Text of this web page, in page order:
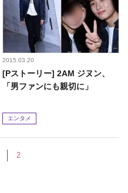
2015.03.20
[Pストーリー] 2AM ジヌン、
「男ファンにも親切に」
エンタメ
2